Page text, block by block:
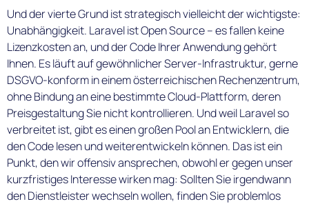
Und der vierte Grund ist strategisch vielleicht der wichtigste:
Unabhängigkeit. Laravel ist Open Source – es fallen keine
Lizenzkosten an, und der Code Ihrer Anwendung gehört
Ihnen. Es läuft auf gewöhnlicher Server-Infrastruktur, gerne
DSGVO-konform in einem österreichischen Rechenzentrum,
ohne Bindung an eine bestimmte Cloud-Plattform, deren
Preisgestaltung Sie nicht kontrollieren. Und weil Laravel so
verbreitet ist, gibt es einen großen Pool an Entwicklern, die
den Code lesen und weiterentwickeln können. Das ist ein
Punkt, den wir offensiv ansprechen, obwohl er gegen unser
kurzfristiges Interesse wirken mag: Sollten Sie irgendwann
den Dienstleister wechseln wollen, finden Sie problemlos